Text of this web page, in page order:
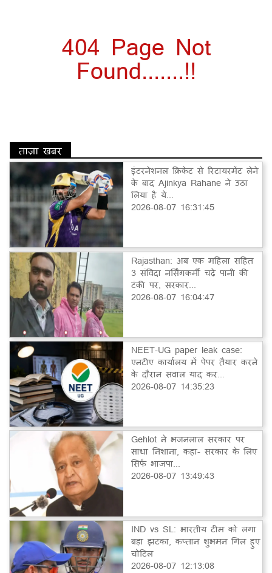
404 Page Not
Found.......!!
ताज़ा खबर
इंटरनेशनल क्रिकेट से रिटायरमेंट लेने
के बाद Ajinkya Rahane ने उठा
लिया है ये...
2026-08-07 16:31:45
Rajasthan: अब एक महिला सहित
3 संविदा नर्सिंगकर्मी चढ़े पानी की
टंकी पर, सरकार...
2026-08-07 16:04:47
NEET-UG paper leak case:
एनटीए कार्यालय में पेपर तैयार करने
के दौरान सवाल याद कर...
2026-08-07 14:35:23
Gehlot ने भजनलाल सरकार पर
साधा निशाना, कहा- सरकार के लिए
सिर्फ भाजपा...
2026-08-07 13:49:43
IND vs SL: भारतीय टीम को लगा
बड़ा झटका, कप्तान शुभमन गिल हुए
चोटिल
2026-08-07 12:13:08